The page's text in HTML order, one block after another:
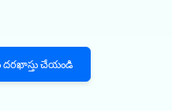
దరఖాస్తు చేయండి